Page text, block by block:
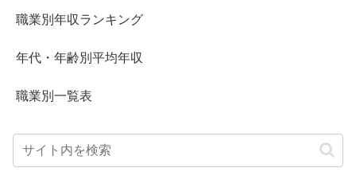
職業別年収ランキング
年代・年齢別平均年収
職業別一覧表